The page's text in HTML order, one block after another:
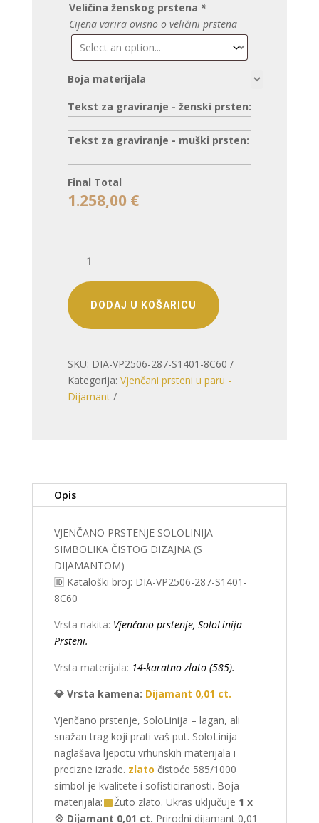
Veličina ženskog prstena *
Cijena varira ovisno o veličini prstena
Boja materijala
Tekst za graviranje - ženski prsten:
Tekst za graviranje - muški prsten:
Final Total
1.258,00 €
PRSTENJE
SOLOLINIJA
–
SIMBOLIKA
ČISTOG
(S
DIJAMANTOM)
količina
DODAJ U KOŠARICU
SKU: DIA-VP2506-287-S1401-8C60
Kategorija: Vjenčani prsteni u paru -
Dijamant
Opis
VJENČANO PRSTENJE SOLOLINIJA –
SIMBOLIKA ČISTOG DIZAJNA (S
DIJAMANTOM)
🆔 Kataloški broj: DIA-VP2506-287-S1401-
8C60
Vrsta nakita: Vjenčano prstenje, SoloLinija
Prsteni.
Vrsta materijala: 14-karatno zlato (585).
💎 Vrsta kamena: Dijamant 0,01 ct.
Vjenčano prstenje, SoloLinija – lagan, ali
snažan trag koji prati vaš put. SoloLinija
naglašava ljepotu vrhunskih materijala i
precizne izrade. zlato čistoće 585/1000
simbol je kvalitete i sofisticiranosti. Boja
materijala:
Žuto zlato. Ukras uključuje 1 x
💠 Dijamant 0,01 ct. Prirodni dijamant 0,01